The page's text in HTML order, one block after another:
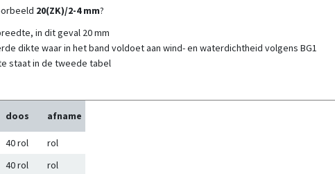
20(ZK)/2-4 mm?
in dit geval 20 mm
dikte waar in het band voldoet aan wind- en waterdichtheid volgens BG1
staat in de tweede tabel
doos afname
40 rol
rol
40 rol
rol